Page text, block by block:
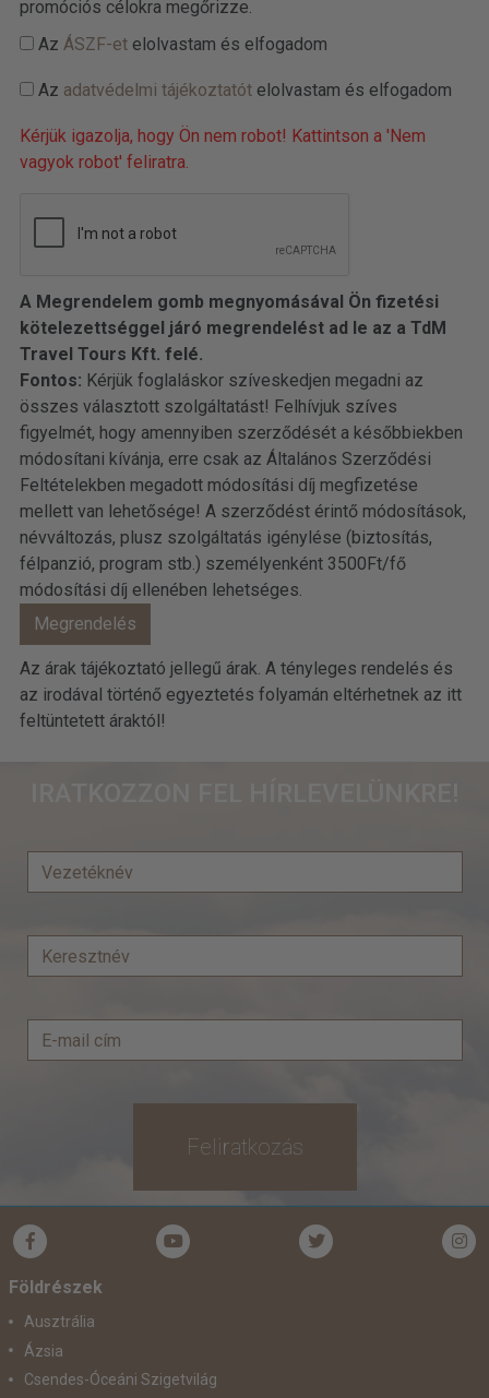
promóciós célokra megőrizze.
Az ÁSZF-etelolvastam és elfogadom
Az adatvédelmi tájékoztatótelolvastam és elfogadom
Kérjük igazolja, hogy Ön nem robot! Kattintson a 'Nem
vagyok robot' feliratra.
A Megrendelem gomb megnyomásával Ön fizetési
kötelezettséggel járó megrendelést ad le az a TdM
Travel Tours Kft. felé.
Fontos: Kérjük foglaláskor szíveskedjen megadni az
összes választott szolgáltatást! Felhívjuk szíves
figyelmét, hogy amennyiben szerződését a későbbiekben
módosítani kívánja, erre csak az Általános Szerződési
Feltételekben megadott módosítási díj megfizetése
mellett van lehetősége! A szerződést érintő módosítások,
névváltozás, plusz szolgáltatás igénylése (biztosítás,
félpanzió, program stb.) személyenként 3500Ft/fő
módosítási díj ellenében lehetséges.
Az árak tájékoztató jellegű árak. A tényleges rendelés és
az irodával történő egyeztetés folyamán eltérhetnek az itt
feltüntetett áraktól!
Feliratkozás
Földrészek
Ausztrália
Ázsia
Csendes-Óceáni Szigetvilág